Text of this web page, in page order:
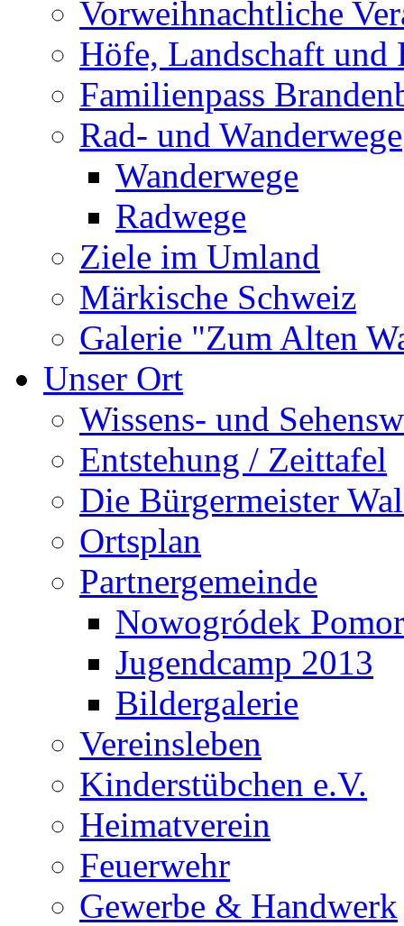
Vorweihnachtliche
Höfe, Landschaft und
Familienpass
Rad- und Wanderwege
Wanderwege
Radwege
Ziele im Umland
Märkische Schweiz
Galerie "Zum Alten
Unser Ort
Wissens- und
Entstehung / Zeittafel
Die Bürgermeister
Ortsplan
Partnergemeinde
Nowogródek
Jugendcamp 2013
Bildergalerie
Vereinsleben
Kinderstübchen e.V.
Heimatverein
Feuerwehr
Gewerbe & Handwerk